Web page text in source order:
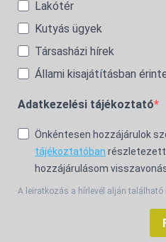
Lakótér
Kutyás ügyek
Társasházi hírek
Állami kisajátításban
Adatkezelési tájékoztató
Önkéntesen hozzájárulok
tájékoztatóban
hozzájárulásom
A leiratkozás a hírlevél alján található